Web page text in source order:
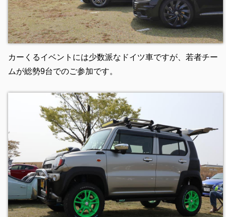
カーくるイベントには少数派なドイツ車ですが、若者チー
ムが総勢9台でのご参加です。